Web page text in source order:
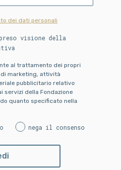
dei dati personali
visione della
al trattamento dei propri
marketing, attività
pubblicitario relativo
servizi della Fondazione
quanto specificato nella
nega il consenso